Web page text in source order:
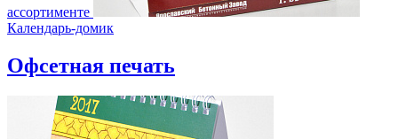
ассортименте
Календарь-домик
Офсетная печать